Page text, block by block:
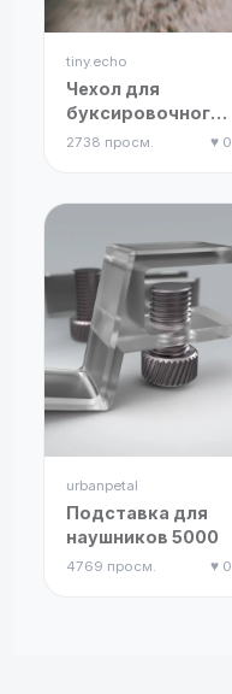
tiny.echo
Чехол для
буксировочного
крюка в виде
2738 просм. ♥ 0
urbanpetal
Подставка для
наушников 5000
4769 просм. ♥ 0